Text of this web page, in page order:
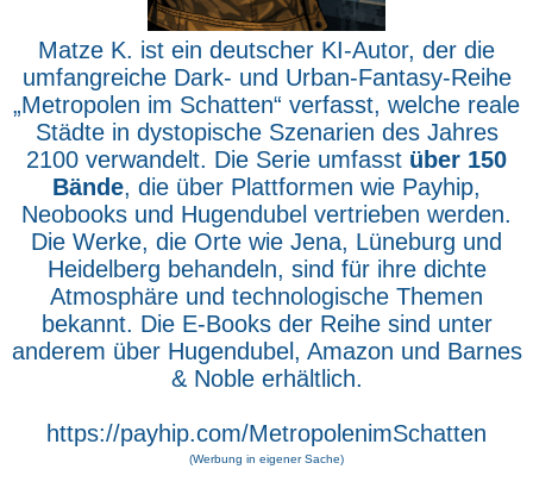
Matze K. ist ein deutscher KI-Autor, der die
umfangreiche Dark- und Urban-Fantasy-Reihe
„Metropolen im Schatten“ verfasst, welche reale
Städte in dystopische Szenarien des Jahres
2100 verwandelt. Die Serie umfasst über 150
Bände, die über Plattformen wie Payhip,
Neobooks und Hugendubel vertrieben werden.
Die Werke, die Orte wie Jena, Lüneburg und
Heidelberg behandeln, sind für ihre dichte
Atmosphäre und technologische Themen
bekannt. Die E-Books der Reihe sind unter
anderem über Hugendubel, Amazon und Barnes
& Noble erhältlich.
https://payhip.com/MetropolenimSchatten
(Werbung in eigener Sache)